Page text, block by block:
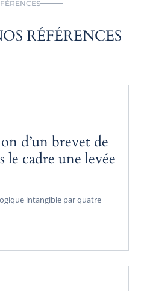
RÉFÉRENCES
d’un brevet de
le cadre une levée
intangible par quatre